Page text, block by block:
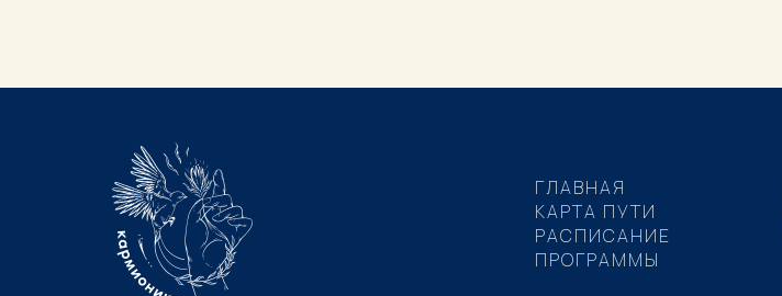
ГЛАВНАЯ
КАРТА ПУТИ
РАСПИСАНИЕ
ПРОГРАММЫ